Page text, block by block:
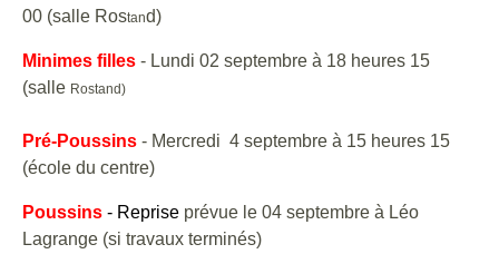
00 (salle Rostand)
Minimes filles - Lundi 02 septembre à 18 heures 15
(salle Rostand)
Pré-Poussins - Mercredi 4 septembre à 15 heures 15
(école du centre)
Poussins - Reprise prévue le 04 septembre à Léo
Lagrange (si travaux terminés)